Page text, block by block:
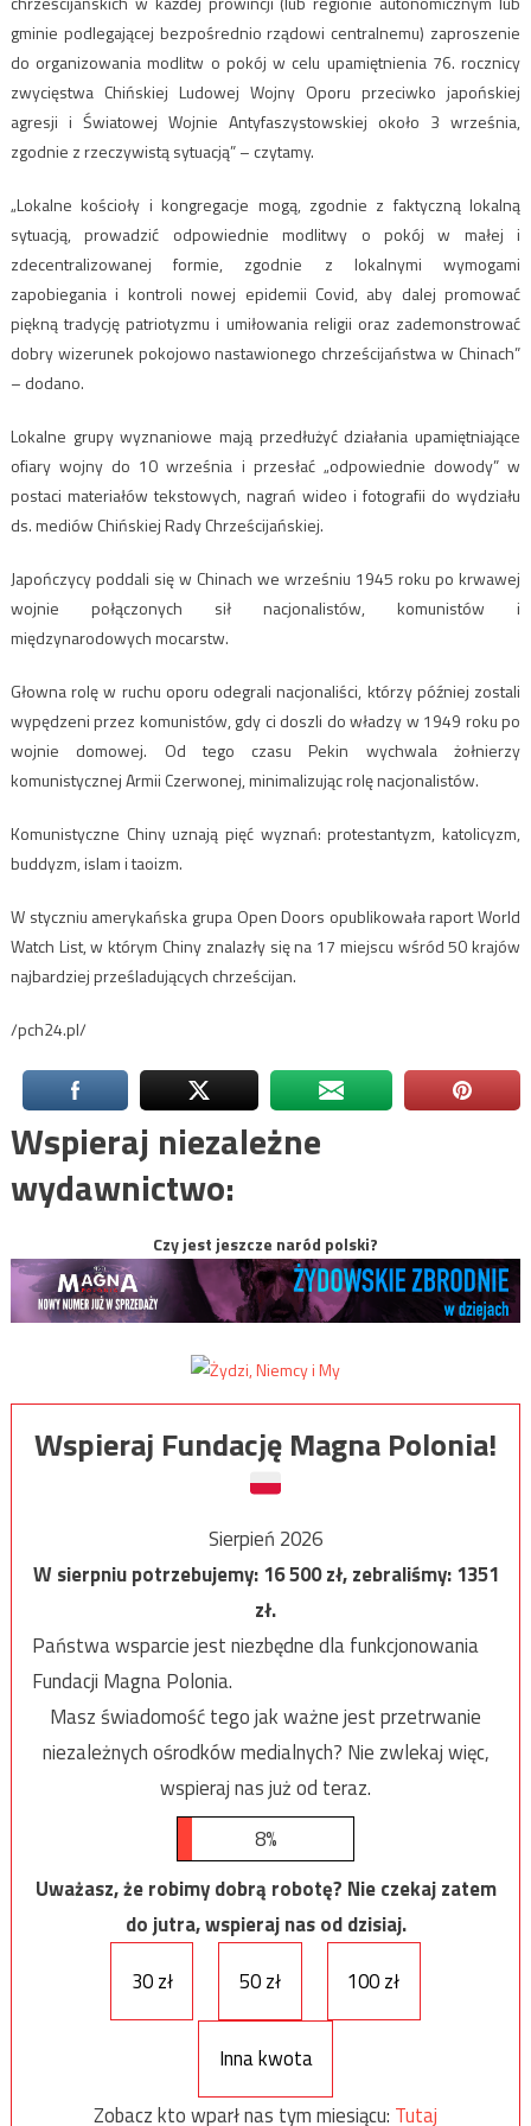
gminie podlegającej bezpośrednio rządowi centralnemu) zaproszenie
do organizowania modlitw o pokój w celu upamiętnienia 76. rocznicy
zwycięstwa Chińskiej Ludowej Wojny Oporu przeciwko japońskiej
agresji i Światowej Wojnie Antyfaszystowskiej około 3 września,
zgodnie z rzeczywistą sytuacją” – czytamy.
„Lokalne kościoły i kongregacje mogą, zgodnie z faktyczną lokalną
sytuacją, prowadzić odpowiednie modlitwy o pokój w małej i
zdecentralizowanej formie, zgodnie z lokalnymi wymogami
zapobiegania i kontroli nowej epidemii Covid, aby dalej promować
piękną tradycję patriotyzmu i umiłowania religii oraz zademonstrować
dobry wizerunek pokojowo nastawionego chrześcijaństwa w Chinach”
– dodano.
Lokalne grupy wyznaniowe mają przedłużyć działania upamiętniające
ofiary wojny do 10 września i przesłać „odpowiednie dowody” w
postaci materiałów tekstowych, nagrań wideo i fotografii do wydziału
ds. mediów Chińskiej Rady Chrześcijańskiej.
Japończycy poddali się w Chinach we wrześniu 1945 roku po krwawej
wojnie połączonych sił nacjonalistów, komunistów i
międzynarodowych mocarstw.
Głowna rolę w ruchu oporu odegrali nacjonaliści, którzy później zostali
wypędzeni przez komunistów, gdy ci doszli do władzy w 1949 roku po
wojnie domowej. Od tego czasu Pekin wychwala żołnierzy
komunistycznej Armii Czerwonej, minimalizując rolę nacjonalistów.
Komunistyczne Chiny uznają pięć wyznań: protestantyzm, katolicyzm,
buddyzm, islam i taoizm.
W styczniu amerykańska grupa Open Doors opublikowała raport World
Watch List, w którym Chiny znalazły się na 17 miejscu wśród 50 krajów
najbardziej prześladujących chrześcijan.
/pch24.pl/
Wspieraj niezależne
wydawnictwo:
Czy jest jeszcze naród polski?
Wspieraj Fundację Magna Polonia!
Sierpień 2026
W sierpniu potrzebujemy:16 500zł, zebraliśmy:1351
zł.
Państwa wsparcie jest niezbędne dla funkcjonowania
Fundacji Magna Polonia.
Masz świadomość tego jak ważne jest przetrwanie
niezależnych ośrodków medialnych? Nie zwlekaj więc,
wspieraj nas już od teraz.
8%
Uważasz, że robimy dobrą robotę? Nie czekaj zatem
do jutra, wspieraj nas od dzisiaj.
30 zł
50 zł 100 zł
Inna kwota
Zobacz kto wparł nas tym miesiącu: Tutaj